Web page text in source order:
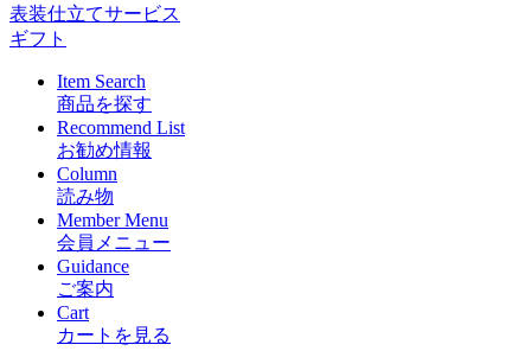
表装仕立てサービス
ギフト
Item Search
商品を探す
Recommend List
お勧め情報
Column
読み物
Member Menu
会員メニュー
Guidance
ご案内
Cart
カートを見る